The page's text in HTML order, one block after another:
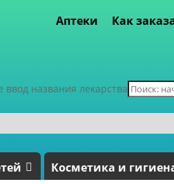
Аптеки Как
ввод названия лекарства
Косметика и